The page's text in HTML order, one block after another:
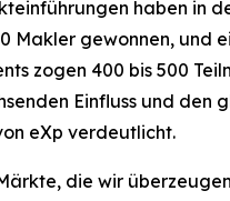
haben in
Makler gewonnen, und
zogen 400 bis 500
Einfluss und den
eXp verdeutlicht.
die wir